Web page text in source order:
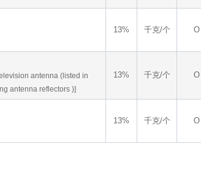
13% 千克/个 O
antenna (listed in
antenna reflectors )]
13% 千克/个 O
13% 千克/个 O